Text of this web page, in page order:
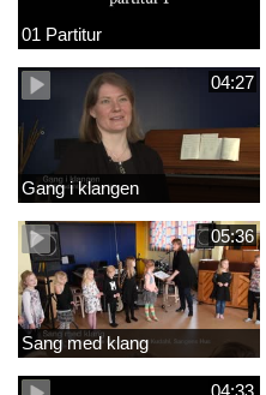
01 Partitur
04:27
Gang i klangen
05:36
Sang med klang
04:33